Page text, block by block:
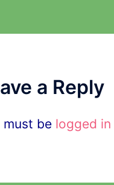
a Reply
must be logged in